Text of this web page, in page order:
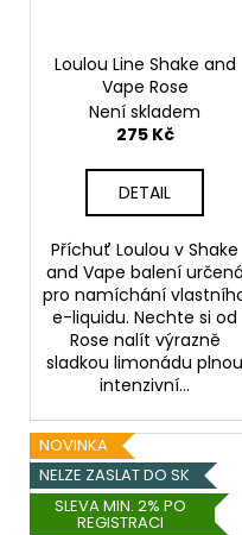
Loulou Line Shake and
Vape Rose
Není skladem
275 Kč
DETAIL
Příchuť Loulou v Shake
and Vape balení určená
pro namíchání
e-liquidu. Nechte si od
Rose nalít výrazně
sladkou limonádu plnou
intenzivní...
NOVINKA
NELZE ZASLAT DO SK
SLEVA MIN. 2% PO
REGISTRACI